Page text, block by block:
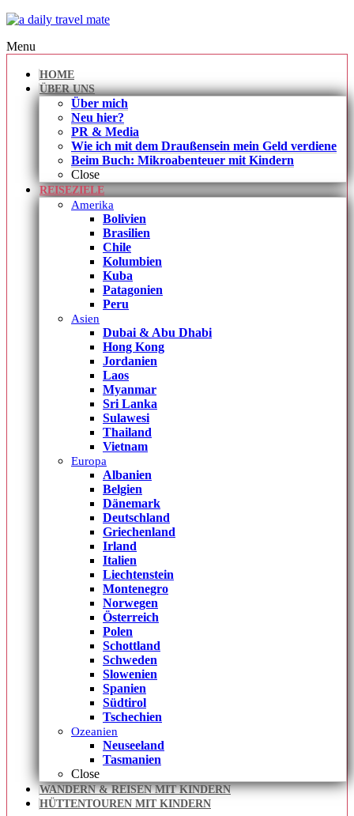
Menu
HOME
ÜBER UNS
Über mich
Neu hier?
PR & Media
Wie ich mit dem Draußensein mein Geld verdiene
Beim Buch: Mikroabenteuer mit Kindern
Close
REISEZIELE
Amerika
Bolivien
Brasilien
Chile
Kolumbien
Kuba
Patagonien
Peru
Asien
Dubai & Abu Dhabi
Hong Kong
Jordanien
Laos
Myanmar
Sri Lanka
Sulawesi
Thailand
Vietnam
Europa
Albanien
Belgien
Dänemark
Deutschland
Griechenland
Irland
Italien
Liechtenstein
Montenegro
Norwegen
Österreich
Polen
Schottland
Schweden
Slowenien
Spanien
Südtirol
Tschechien
Ozeanien
Neuseeland
Tasmanien
Close
WANDERN & REISEN MIT KINDERN
HÜTTENTOUREN MIT KINDERN